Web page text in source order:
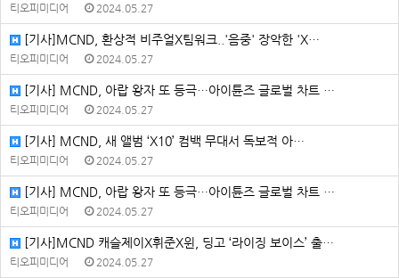
티오피미디어 2024.05.27
[기사]MCND, 환상적 비주얼X팀워크..'음중' 장악한 'X…
티오피미디어 2024.05.27
[기사] MCND, 아랍 왕자 또 등극…아이튠즈 글로벌 차트 …
티오피미디어 2024.05.27
[기사] MCND, 새 앨범 ‘X10’ 컴백 무대서 독보적 아…
티오피미디어 2024.05.27
[기사] MCND, 아랍 왕자 또 등극…아이튠즈 글로벌 차트 …
티오피미디어 2024.05.27
[기사]MCND 캐슬제이X휘준X윈, 딩고 ‘라이징 보이스’ 출…
티오피미디어 2024.05.27